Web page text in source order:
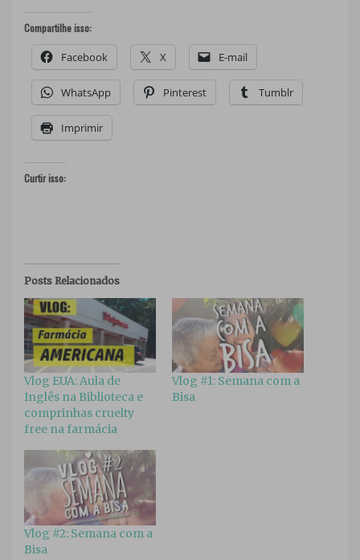
Compartilhe isso:
Facebook X E-mail
WhatsApp Pinterest Tumblr
Imprimir
Curtir isso:
Posts Relacionados
Vlog EUA: Aula de
Inglês na Biblioteca e
comprinhas cruelty
free na farmácia
Vlog #1: Semana com a
Bisa
Vlog #2: Semana com a
Bisa